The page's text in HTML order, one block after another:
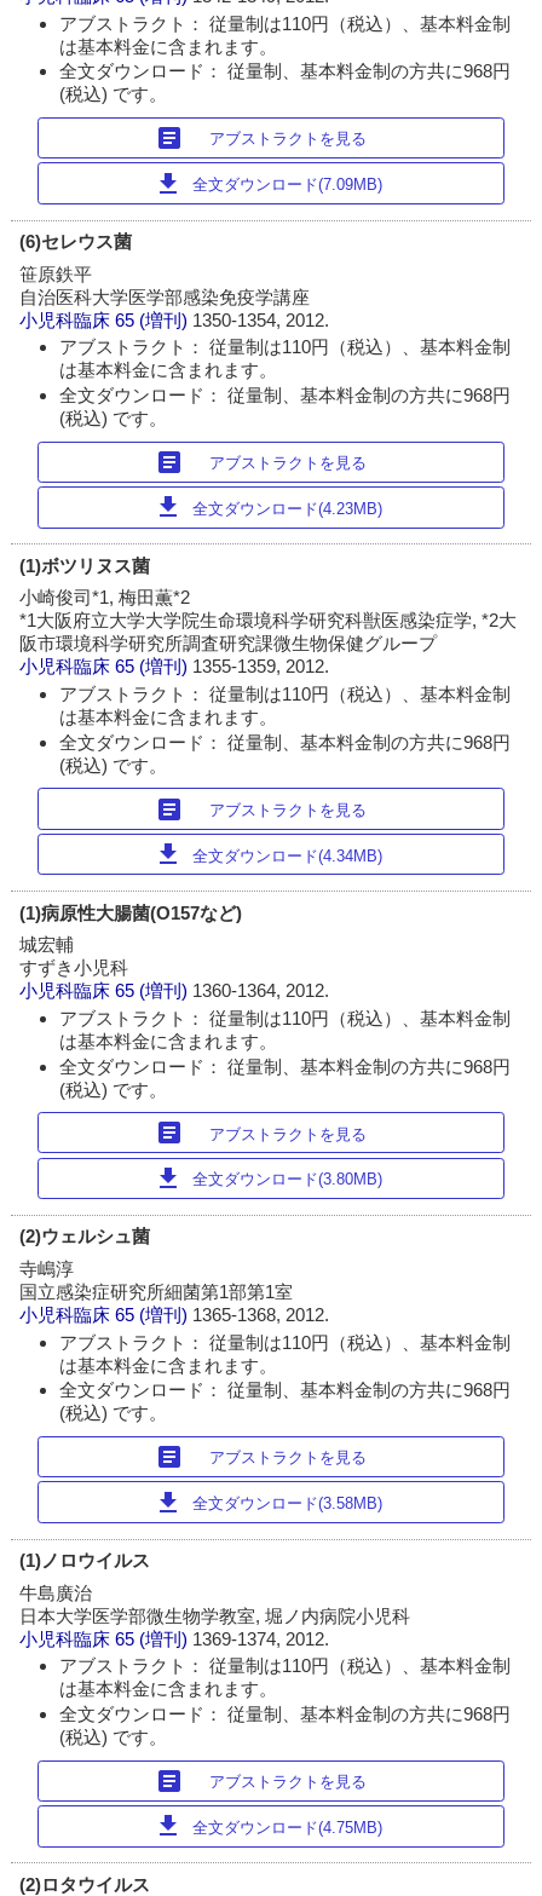
アブストラクト： 従量制は110円（税込）、基本料金制
は基本料金に含まれます。
全文ダウンロード： 従量制、基本料金制の方共に968円
(税込) です。
article アブストラクトを見る
download 全文ダウンロード(7.09MB)
(6)セレウス菌
笹原鉄平
自治医科大学医学部感染免疫学講座
小児科臨床 65 (増刊) 1350-1354, 2012.
アブストラクト： 従量制は110円（税込）、基本料金制
は基本料金に含まれます。
全文ダウンロード： 従量制、基本料金制の方共に968円
(税込) です。
article アブストラクトを見る
download 全文ダウンロード(4.23MB)
(1)ボツリヌス菌
小崎俊司*1, 梅田薫*2
*1大阪府立大学大学院生命環境科学研究科獣医感染症学, *2大
阪市環境科学研究所調査研究課微生物保健グループ
小児科臨床 65 (増刊) 1355-1359, 2012.
アブストラクト： 従量制は110円（税込）、基本料金制
は基本料金に含まれます。
全文ダウンロード： 従量制、基本料金制の方共に968円
(税込) です。
article アブストラクトを見る
download 全文ダウンロード(4.34MB)
(1)病原性大腸菌(O157など)
城宏輔
すずき小児科
小児科臨床 65 (増刊) 1360-1364, 2012.
アブストラクト： 従量制は110円（税込）、基本料金制
は基本料金に含まれます。
全文ダウンロード： 従量制、基本料金制の方共に968円
(税込) です。
article アブストラクトを見る
download 全文ダウンロード(3.80MB)
(2)ウェルシュ菌
寺嶋淳
国立感染症研究所細菌第1部第1室
小児科臨床 65 (増刊) 1365-1368, 2012.
アブストラクト： 従量制は110円（税込）、基本料金制
は基本料金に含まれます。
全文ダウンロード： 従量制、基本料金制の方共に968円
(税込) です。
article アブストラクトを見る
download 全文ダウンロード(3.58MB)
(1)ノロウイルス
牛島廣治
日本大学医学部微生物学教室, 堀ノ内病院小児科
小児科臨床 65 (増刊) 1369-1374, 2012.
アブストラクト： 従量制は110円（税込）、基本料金制
は基本料金に含まれます。
全文ダウンロード： 従量制、基本料金制の方共に968円
(税込) です。
article アブストラクトを見る
download 全文ダウンロード(4.75MB)
(2)ロタウイルス